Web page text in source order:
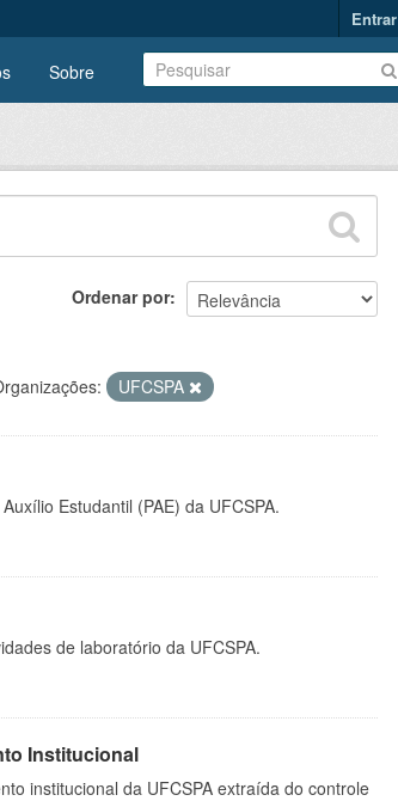
Entrar
Sobre
Ordenar por
UFCSPA
Estudantil (PAE) da UFCSPA.
de laboratório da UFCSPA.
Institucional
institucional da UFCSPA extraída do controle